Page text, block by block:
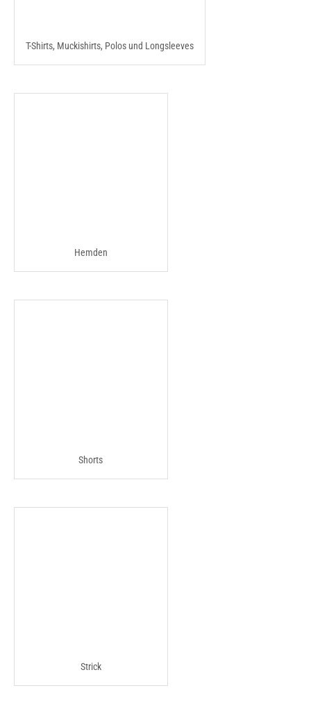
T-Shirts, Muckishirts, Polos und Longsleeves
Hemden
Shorts
Strick